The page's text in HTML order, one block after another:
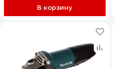
В корзину